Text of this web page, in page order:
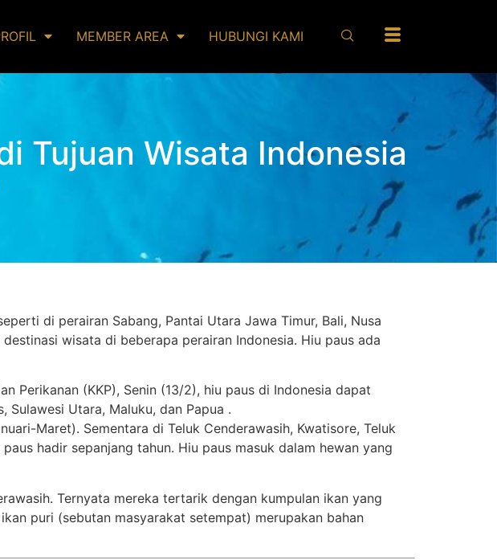
MEMBER AREA HUBUNGI KAMI
Tujuan Wisata Indonesia
di perairan Sabang, Pantai Utara Jawa Timur, Bali, Nusa
wisata di beberapa perairan Indonesia. Hiu paus ada
Perikanan (KKP), Senin (13/2), hiu paus di Indonesia dapat
Sulawesi Utara, Maluku, dan Papua .
Maret). Sementara di Teluk Cenderawasih, Kwatisore, Teluk
hadir sepanjang tahun. Hiu paus masuk dalam hewan yang
Ternyata mereka tertarik dengan kumpulan ikan yang
puri (sebutan masyarakat setempat) merupakan bahan